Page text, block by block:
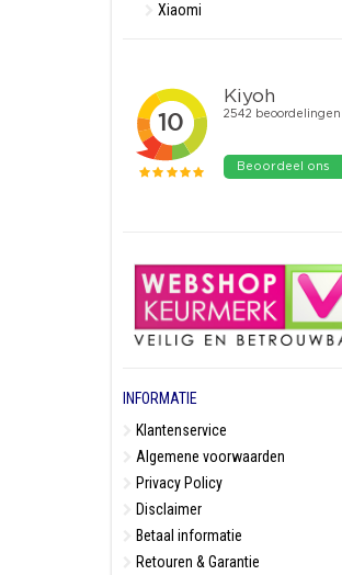
Xiaomi
INFORMATIE
Klantenservice
Algemene voorwaarden
Privacy Policy
Disclaimer
Betaal informatie
Retouren & Garantie